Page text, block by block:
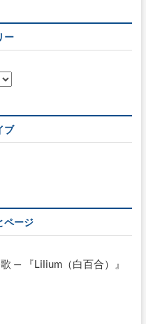
ー
ブ
ページ
— 『Lilium（白百合）』